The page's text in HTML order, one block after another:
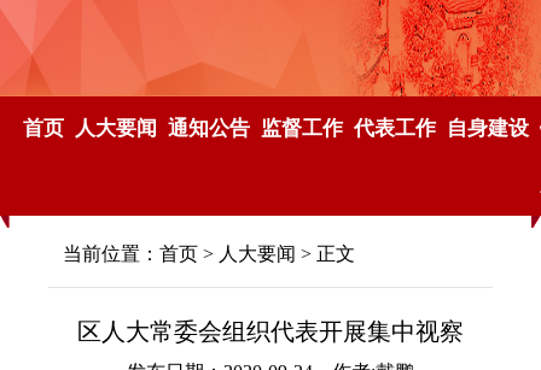
首页 人大要闻 通知公告 监督工作 代表工作 自身建设
当前位置： 首页 > 人大要闻 > 正文
区人大常委会组织代表开展集中视察